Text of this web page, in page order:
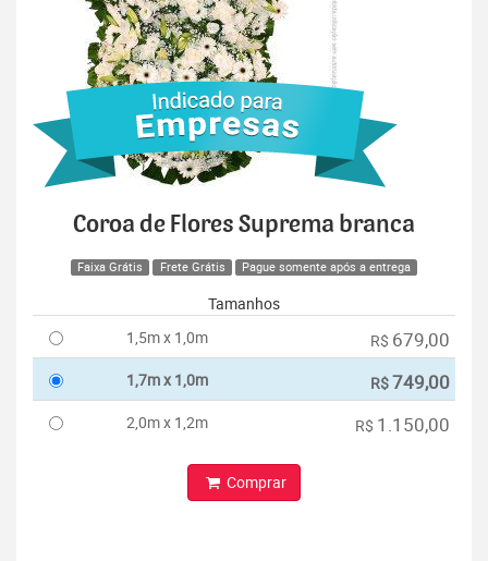
Coroa de Flores Suprema branca
Faixa Grátis Frete Grátis Pague somente após a entrega
Tamanhos
1,5m x 1,0m
R$ 679,00
1,7m x 1,0m R$749,00
2,0m x 1,2m R$ 1.150,00
Comprar